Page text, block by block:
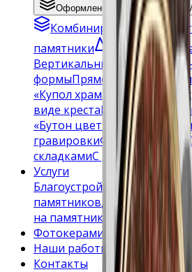
Оформление памятника
Комбинированные
памятники
Оптовая
Вертикальные
формыПрямоугольные
«Купол храма»
С крестом Со
виде крестаВоенным
«Бутон цветка» С резными
гравировкиФорма «Плечи»
складкамиС деревьями
Услуги
Благоустройство
памятниковДоставка Уход
на памятник
Фотокерамика
Наши работы
Контакты